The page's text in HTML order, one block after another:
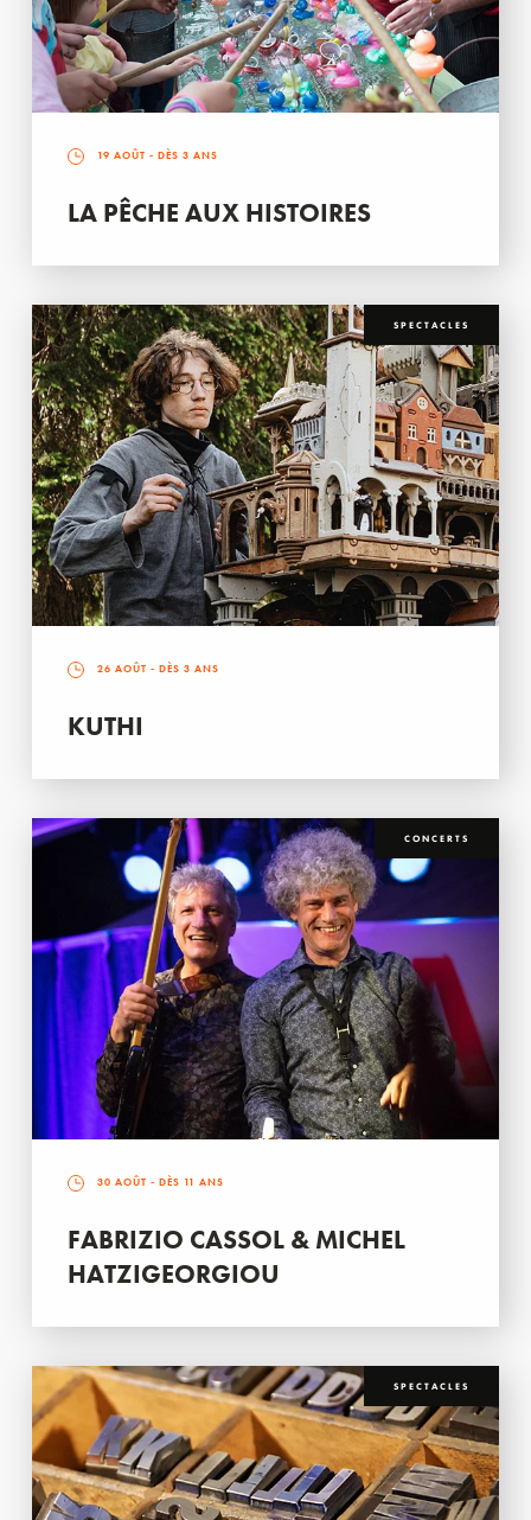
19 AOÛT - DÈS 3 ANS
LA PÊCHE AUX HISTOIRES
SPECTACLES
26 AOÛT - DÈS 3 ANS
KUTHI
CONCERTS
30 AOÛT - DÈS 11 ANS
FABRIZIO CASSOL & MICHEL
HATZIGEORGIOU
SPECTACLES